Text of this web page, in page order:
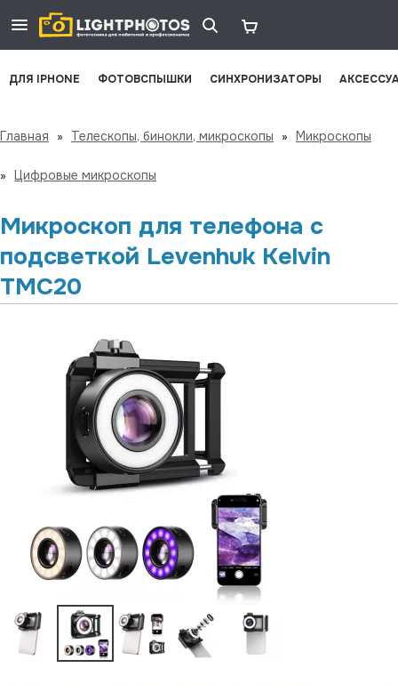
ДЛЯ IPHONE ФОТОВСПЫШКИ СИНХРОНИЗАТОРЫ
Главная » Телескопы, бинокли, микроскопы » Микроскопы
» Цифровые микроскопы
Микроскоп для телефона с
подсветкой Levenhuk Kelvin
TMC20